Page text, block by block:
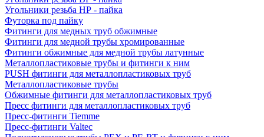
Угольники резьба НР - пайка
Футорка под пайку
Фитинги для медных труб обжимные
Фитинги для медной трубы хромированные
Фитинги обжимные для медной трубы латунные
Металлопластиковые трубы и фитинги к ним
PUSH фитинги для металлопластиковых труб
Металлопластиковые трубы
Обжимные фитинги для металлопластиковых труб
Пресс фитинги для металлопластиковых труб
Пресс-фитинги Tiemme
Пресс-фитинги Valtec